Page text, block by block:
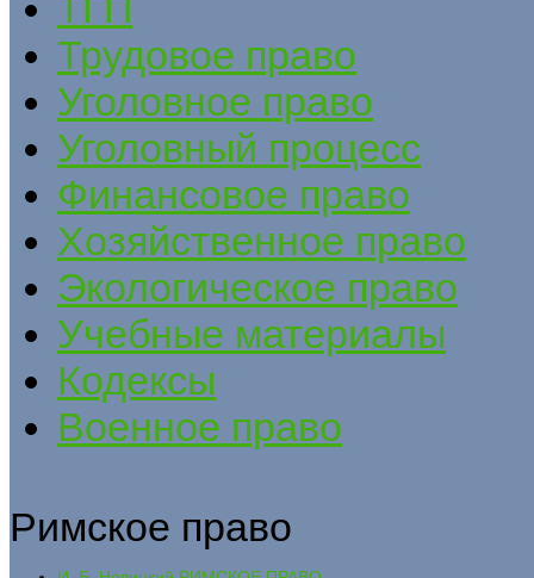
Трудовое право
Уголовное право
Уголовный процесс
Финансовое право
Хозяйственное право
Экологическое право
Учебные материалы
Кодексы
Военное право
Римское право